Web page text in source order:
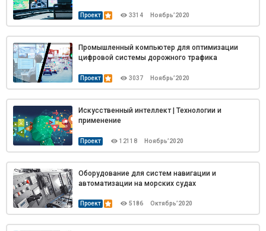
Проект 3314 Ноябрь’2020
Проект 3037 Ноябрь’2020
Промышленный компьютер для оптимизации
цифровой системы дорожного трафика
Проект 12118 Ноябрь’2020
Искусственный интеллект | Технологии и
применение
Проект 5186 Октябрь’2020
Оборудование для систем навигации и
автоматизации на морских судах